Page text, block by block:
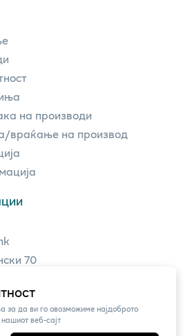
за да ви го овозможиме најдоброто
веб-сајт
на производи
враќање на производ
70